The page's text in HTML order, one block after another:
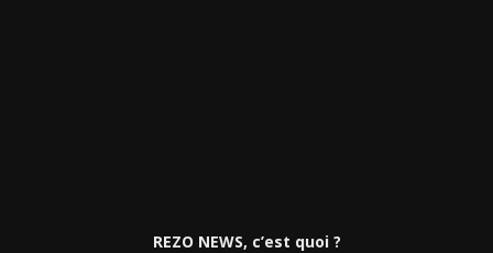
REZO NEWS, c’est quoi ?